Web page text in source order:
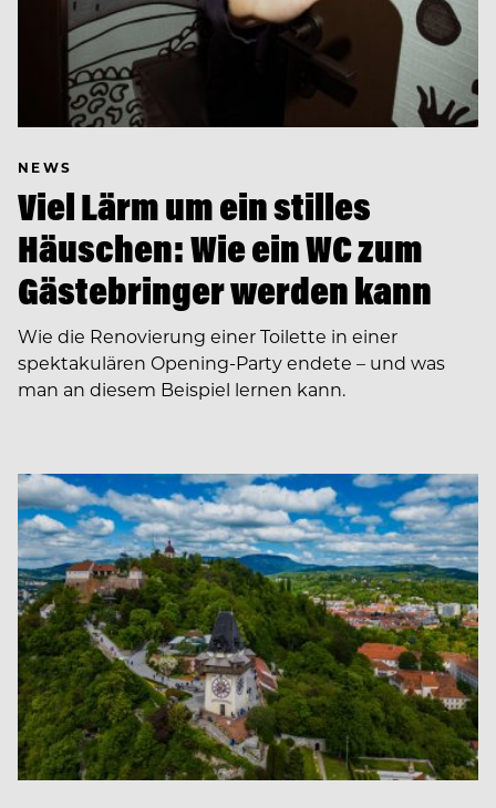
NEWS
Viel Lärm um ein stilles
Häuschen: Wie ein WC zum
Gästebringer werden kann
Wie die Renovierung einer Toilette in einer
spektakulären Opening-Party endete – und was
man an diesem Beispiel lernen kann.